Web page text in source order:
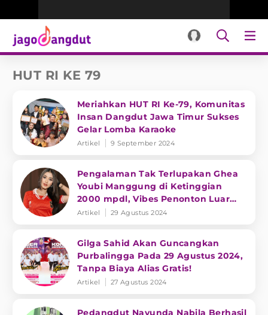
HUT RI KE 79
Meriahkan HUT RI Ke-79, Komunitas
Insan Dangdut Jawa Timur Sukses
Gelar Lomba Karaoke
Artikel 9 September 2024
Pengalaman Tak Terlupakan Ghea
Youbi Manggung di Ketinggian
2000 mpdl, Vibes Penonton Luar
Biasa
Artikel 29 Agustus 2024
Gilga Sahid Akan Guncangkan
Purbalingga Pada 29 Agustus 2024,
Tanpa Biaya Alias Gratis!
Artikel 27 Agustus 2024
Pedangdut Nayunda Nabila Berhasil